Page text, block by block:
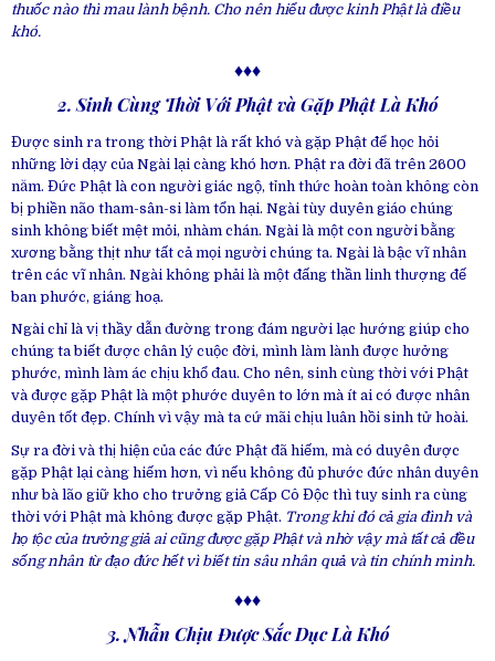
thuốc nào thì mau lành bệnh. Cho nên hiểu được kinh Phật là điều
khó.
♦♦♦
2. Sinh Cùng Thời Với Phật và Gặp Phật Là Khó
Được sinh ra trong thời Phật là rất khó và gặp Phật để học hỏi
những lời dạy của Ngài lại càng khó hơn. Phật ra đời đã trên 2600
năm. Đức Phật là con người giác ngộ, tỉnh thức hoàn toàn không còn
bị phiền não tham-sân-si làm tổn hại. Ngài tùy duyên giáo chúng
sinh không biết mệt mỏi, nhàm chán. Ngài là một con người bằng
xương bằng thịt như tất cả mọi người chúng ta. Ngài là bậc vĩ nhân
trên các vĩ nhân. Ngài không phải là một đấng thần linh thượng đế
ban phước, giáng hoạ.
Ngài chỉ là vị thầy dẫn đường trong đám người lạc hướng giúp cho
chúng ta biết được chân lý cuộc đời, mình làm lành được hưởng
phước, mình làm ác chịu khổ đau. Cho nên, sinh cùng thời với Phật
và được gặp Phật là một phước duyên to lớn mà ít ai có được nhân
duyên tốt đẹp. Chính vì vậy mà ta cứ mãi chịu luân hồi sinh tử hoài.
Sự ra đời và thị hiện của các đức Phật đã hiếm, mà có duyên được
gặp Phật lại càng hiếm hơn, vì nếu không đủ phước đức nhân duyên
như bà lão giữ kho cho trưởng giả Cấp Cô Độc thì tuy sinh ra cùng
thời với Phật mà không được gặp Phật. Trong khi đó cả gia đình và
họ tộc của trưởng giả ai cũng được gặp Phật và nhờ vậy mà tất cả đều
sống nhân từ đạo đức hết vì biết tin sâu nhân quả và tin chính mình.
♦♦♦
3. Nhẫn Chịu Được Sắc Dục Là Khó